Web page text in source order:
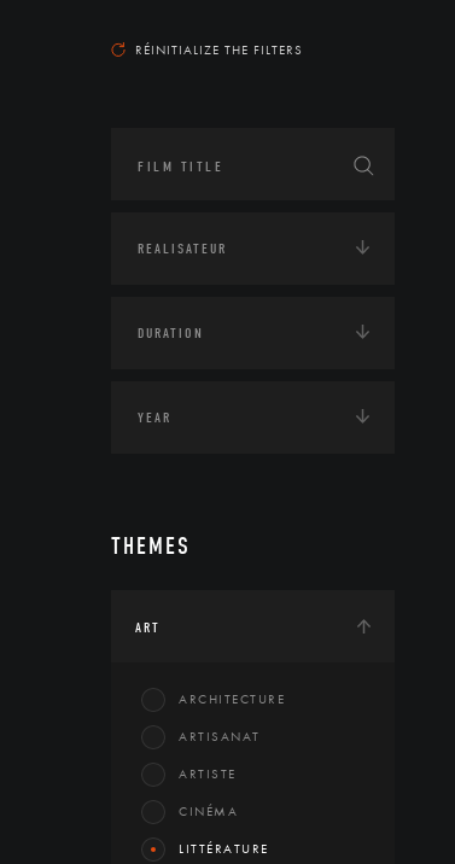
RÉINITIALIZE THE FILTERS
THEMES
ART
ARCHITECTURE
ARTISANAT
ARTISTE
CINÉMA
LITTÉRATURE